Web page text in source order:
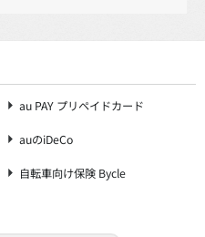
au PAY プリペイドカード
auのiDeCo
自転車向け保険 Bycle